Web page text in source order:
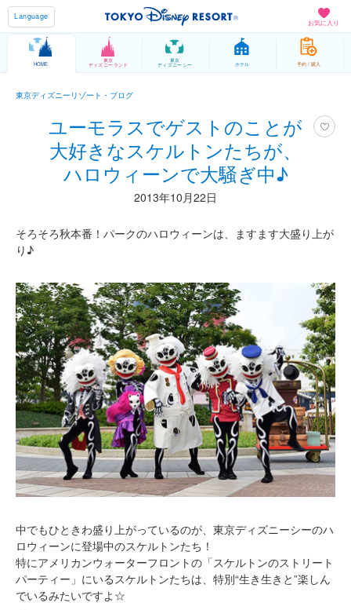
お気に入り
Language
HOME
東京
ディズニーランド
東京
ディズニーシー ホテル 予約 / 購入
東京ディズニーリゾート・ブログ
ユーモラスでゲストのことが
大好きなスケルトンたちが、
ハロウィーンで大騒ぎ中♪
2013年10月22日
そろそろ秋本番！パークのハロウィーンは、ますます大盛り上が
り♪
中でもひときわ盛り上がっているのが、東京ディズニーシーのハ
ロウィーンに登場中のスケルトンたち！
特にアメリカンウォーターフロントの「スケルトンのストリート
パーティー」にいるスケルトンたちは、特別“生き生きと”楽しん
でいるみたいですよ☆